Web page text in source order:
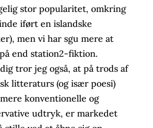
stor popularitet, omkring
iført en islandske
men vi har sgu mere at
end station2-fiktion.
tror jeg også, at på trods af
litteraturs (og især poesi)
konventionelle og
udtryk, er markedet